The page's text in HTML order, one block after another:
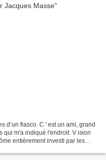
fiasco. C ' est un ami, grand
qui m'a indiqué l'endroit. V ision
entièrement investi par les